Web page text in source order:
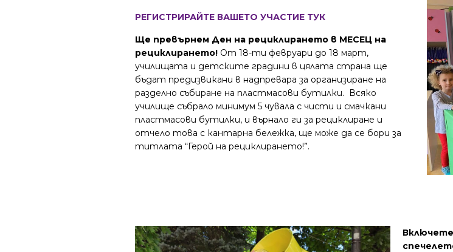
РЕГИСТРИРАЙТЕ ВАШЕТО УЧАСТИЕ ТУК
Ще превърнем Ден на рециклирането в МЕСЕЦ на
рециклирането! От 18-ти февруари до 18 март,
училищата и детските градини в цялата страна ще
бъдат предизвикани в надпревара за организиране на
разделно събиране на пластмасови бутилки. Всяко
училище събрало минимум 5 чувала с чисти и смачкани
пластмасови бутилки, и върнало ги за рециклиране и
отчело това с кантарна бележка, ще може да се бори за
титлата “Герой на рециклирането!”.